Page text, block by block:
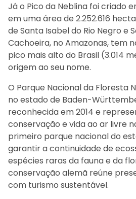
Já o Pico da Neblina foi criado
em uma área de 2.252.616
de Santa Isabel do Rio Negro e
Cachoeira, no Amazonas, tem
pico mais alto do Brasil (3.014
origem ao seu nome.
O Parque Nacional da Floresta
no estado de Baden-
reconhecida em 2014 e
conservação e vida ao ar livre
primeiro parque nacional do
garantir a continuidade de
espécies raras da fauna e da
conservação alemã reúne
com turismo sustentável.